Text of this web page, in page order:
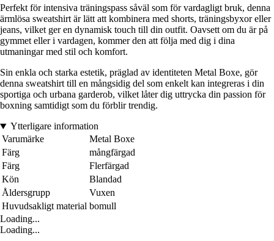
Perfekt för intensiva träningspass såväl som för vardagligt bruk, denna
ärmlösa sweatshirt är lätt att kombinera med shorts, träningsbyxor eller
jeans, vilket ger en dynamisk touch till din outfit. Oavsett om du är på
gymmet eller i vardagen, kommer den att följa med dig i dina
utmaningar med stil och komfort.
Sin enkla och starka estetik, präglad av identiteten Metal Boxe, gör
denna sweatshirt till en mångsidig del som enkelt kan integreras i din
sportiga och urbana garderob, vilket låter dig uttrycka din passion för
boxning samtidigt som du förblir trendig.
Ytterligare information
Varumärke
Metal Boxe
Färg
mångfärgad
Färg
Flerfärgad
Kön
Blandad
Åldersgrupp
Vuxen
Huvudsakligt material bomull
Loading...
Loading...